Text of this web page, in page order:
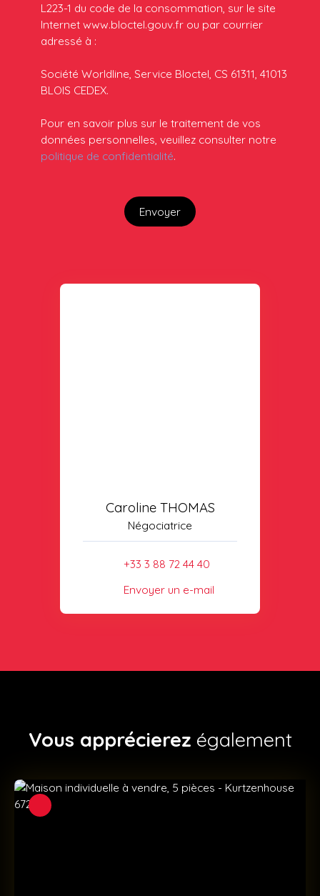
L223-1 du code de la consommation, sur le site
Internet www.bloctel.gouv.fr ou par courrier
adressé à :
Société Worldline, Service Bloctel, CS 61311, 41013
BLOIS CEDEX.
Pour en savoir plus sur le traitement de vos
données personnelles, veuillez consulter notre
politique de confidentialité.
Envoyer
Caroline THOMAS
Négociatrice
+33 3 88 72 44 40
Envoyer un e-mail
Vous apprécierez également